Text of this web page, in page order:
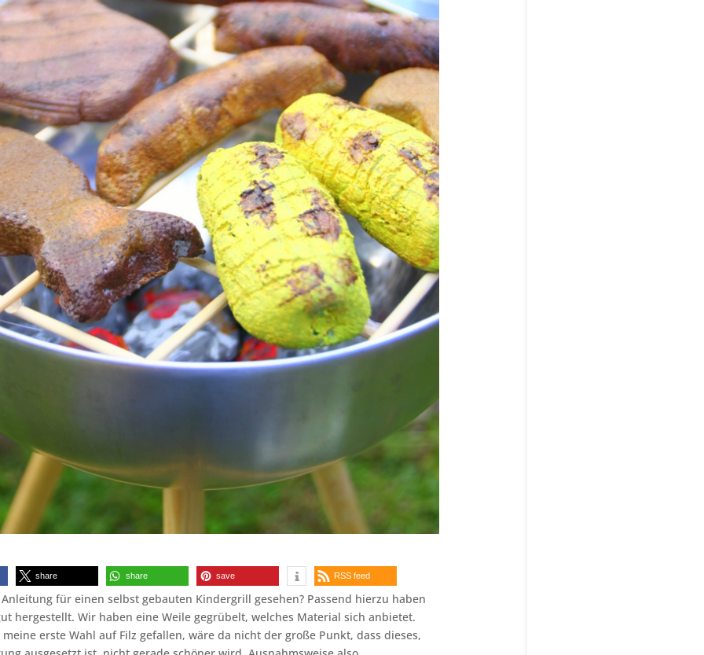
share share save RSS feed
für einen selbst gebauten Kindergrill gesehen? Passend hierzu haben
hergestellt. Wir haben eine Weile gegrübelt, welches Material sich anbietet.
erste Wahl auf Filz gefallen, wäre da nicht der große Punkt, dass dieses,